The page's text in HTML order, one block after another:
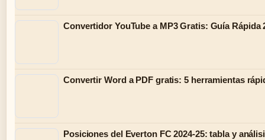
Convertidor YouTube a MP3 Gratis: Guía Rápida
Convertir Word a PDF gratis: 5 herramientas
Posiciones del Everton FC 2024-25: tabla y